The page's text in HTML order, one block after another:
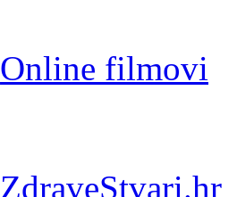
Online filmovi
ZdraveStvari.hr